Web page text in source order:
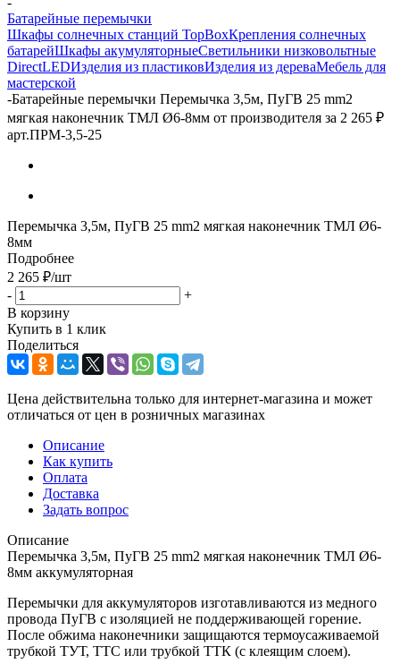
Батарейные перемычки
Шкафы солнечных станций TopBoxКрепления солнечных
батарейШкафы акумуляторныеСветильники низковольтные
DirectLEDИзделия из пластиковИзделия из дереваМебель для
мастерской
-Батарейные перемычки Перемычка 3,5м, ПуГВ 25 mm2
мягкая наконечник ТМЛ Ø6-8мм от производителя за 2 265 ₽
арт.ПРМ-3,5-25
Перемычка 3,5м, ПуГВ 25 mm2 мягкая наконечник ТМЛ Ø6-
8мм
Подробнее
2 265 ₽/шт
-
+
В корзину
Купить в 1 клик
Поделиться
Цена действительна только для интернет-магазина и может
отличаться от цен в розничных магазинах
Описание
Как купить
Оплата
Доставка
Задать вопрос
Описание
Перемычка 3,5м, ПуГВ 25 mm2 мягкая наконечник ТМЛ Ø6-
8мм аккумуляторная
Перемычки для аккумуляторов изготавливаются из медного
провода ПуГВ с изоляцией не поддерживающей горение.
После обжима наконечники защищаются термоусаживаемой
трубкой ТУТ, ТТС или трубкой ТТК (с клеящим слоем).